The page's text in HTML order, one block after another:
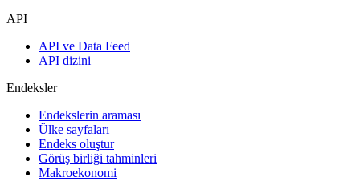
API
API ve Data Feed
API dizini
Endeksler
Endekslerin araması
Ülke sayfaları
Endeks oluştur
Görüş birliği tahminleri
Makroekonomi